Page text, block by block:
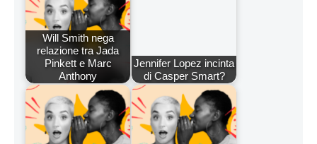
Will Smith nega
relazione tra Jada
Pinkett e Marc
Anthony
Jennifer Lopez incinta
di Casper Smart?